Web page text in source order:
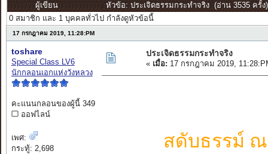
ผู้เขียน
หัวข้อ: ประเจิดธรรมกระทำจริง (อ่าน 3535 ครั้ง)
0 สมาชิก และ 1 บุคคลทั่วไป กำลังดูหัวข้อนี้
17 กรกฎาคม 2019, 11:28:PM
toshare
Special Class LV6
นักกลอนเอกแห่งวังหลวง
คะแนนกลอนของผู้นี้ 349
ออฟไลน์
เพศ:
กระทู้: 2,698
ประเจิดธรรมกระทำจริง
« เมื่อ: 17 กรกฎาคม 2019,
สดับธรรม์